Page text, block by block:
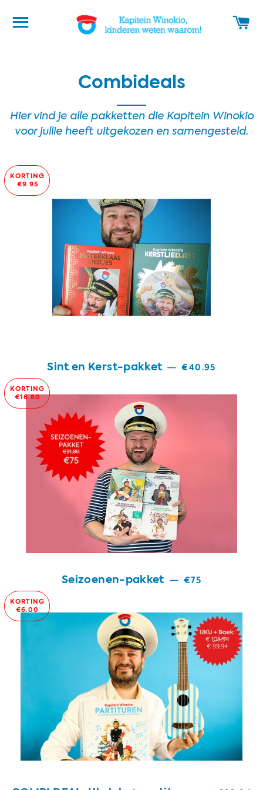
WEBSITE NAVIGATIE
Combideals
Hier vind je alle pakketten die Kapitein Winokio
voor jullie heeft uitgekozen en samengesteld.
KORTING
€9.95
Sint en Kerst-pakket — €40.95
KORTING
€16.80
Seizoenen-pakket — €75
KORTING
€6.00